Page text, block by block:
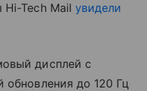
Hi-Tech Mail увидели
дисплей с
обновления до 120 Гц